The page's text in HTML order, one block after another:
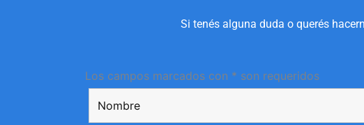
Si tenés alguna duda o querés
Los campos marcados con * son requeridos